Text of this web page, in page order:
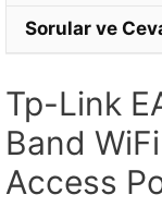
Sorular ve
Tp-Link
Band
Access